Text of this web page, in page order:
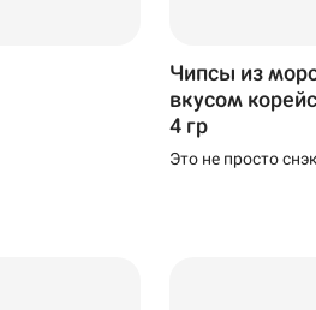
Чипсы из
вкусом
4 гр
Это не просто